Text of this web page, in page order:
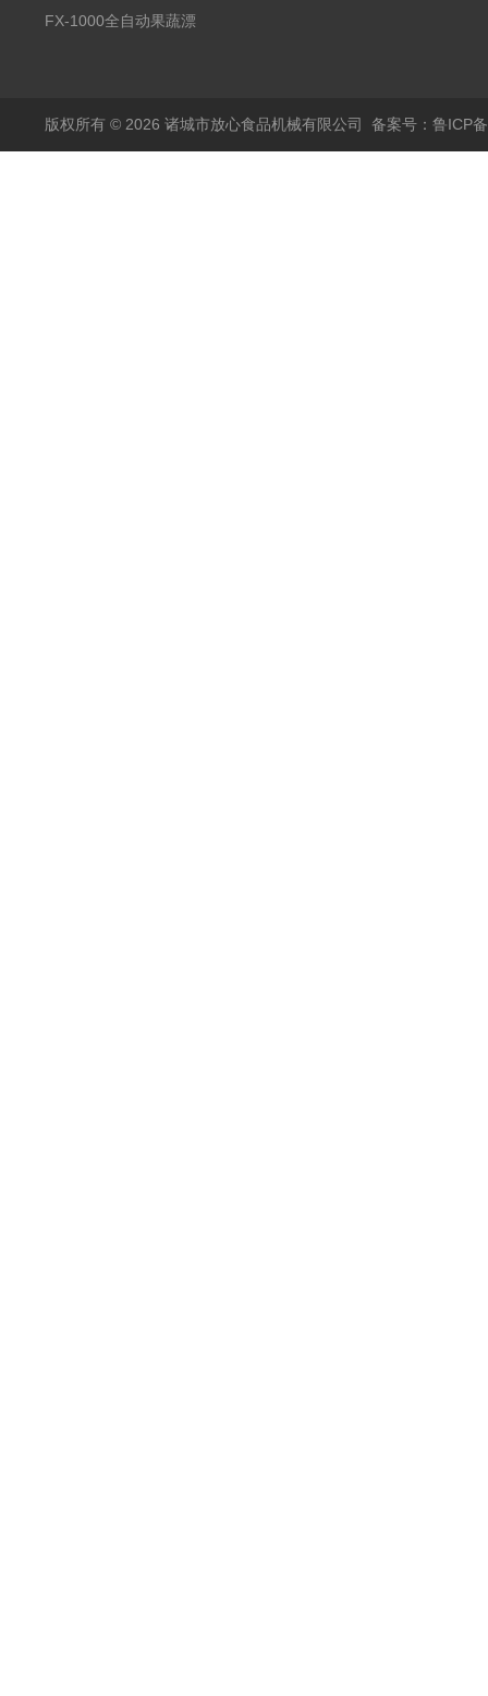
蒸煮漂烫机
FX-1000全自动果蔬漂
版权所有 © 2026 诸城市放心食品机械有限公司 备案号：鲁ICP